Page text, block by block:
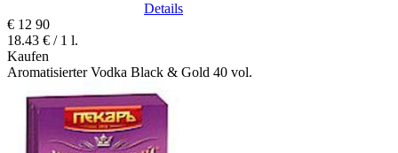
Details
€ 12 90
18.43 € / 1 l.
Kaufen
Aromatisierter Vodka Black & Gold 40 vol.